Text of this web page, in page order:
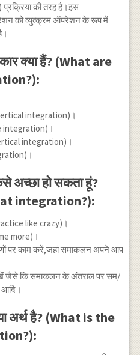
की तरह है।इस
को व्युत्क्रम ऑपरेशन के रूप में
क्या हैं? (What are
integration)।
integration)।
integration)।
अच्छा हो सकता हूं?
integration?):
like crazy)।
more)।
पर काम करें,जहां समाकलन अपने आप
जैसे कि समाकलन के अंतराल पर सम/
आदि।
अर्थ है? (What is the